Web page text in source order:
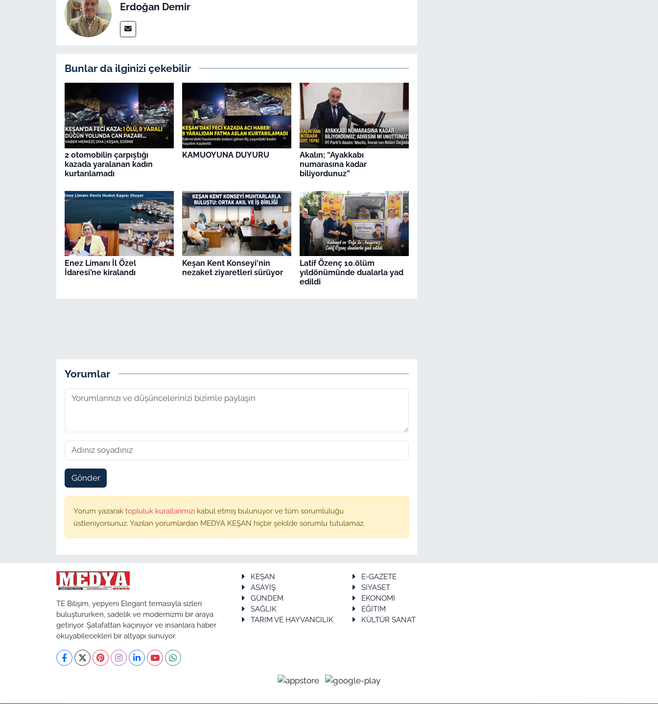
Erdoğan Demir
Bunlar da ilginizi çekebilir
2 otomobilin çarpıştığı
kazada yaralanan kadın
kurtarılamadı
KAMUOYUNA DUYURU
Akalın; “Ayakkabı
numarasına kadar
biliyordunuz”
Enez Limanı İl Özel
İdaresi’ne kiralandı
Keşan Kent Konseyi'nin
nezaket ziyaretleri sürüyor
Latif Özenç 10.ölüm
yıldönümünde dualarla yad
edildi
Yorumlar
Gönder
Yorum yazarak topluluk kurallarımızı kabul etmiş bulunuyor ve tüm sorumluluğu
üstleniyorsunuz. Yazılan yorumlardan MEDYA KEŞAN hiçbir şekilde sorumlu tutulamaz.
TE Bilişim, yepyeni Elegant temasıyla sizleri
buluştururken, sadelik ve modernizmi bir araya
getiriyor. Şatafattan kaçınıyor ve insanlara haber
okuyabilecekleri bir altyapı sunuyor.
KEŞAN
E-GAZETE
ASAYİŞ
SİYASET
GÜNDEM
EKONOMİ
SAĞLIK
EĞİTİM
TARIM VE HAYVANCILIK
KÜLTÜR SANAT